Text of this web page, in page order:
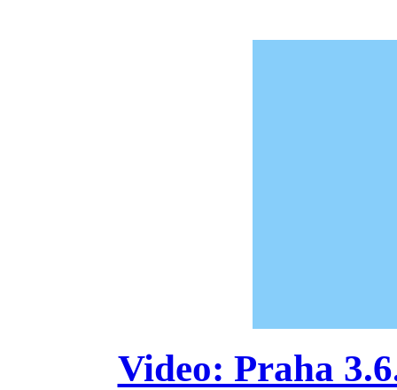
Video: Praha